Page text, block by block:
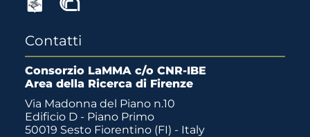
Contatti
Consorzio LaMMA c/o CNR-IBE
Area della Ricerca di Firenze
Via Madonna del Piano n.10
Edificio D - Piano Primo
50019 Sesto Fiorentino (FI) - Italy